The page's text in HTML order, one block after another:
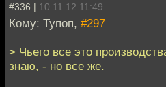
#336 | 10.11.12 11:49
Кому: Тупоп, #297
> Чьего все это
знаю, - но все же.